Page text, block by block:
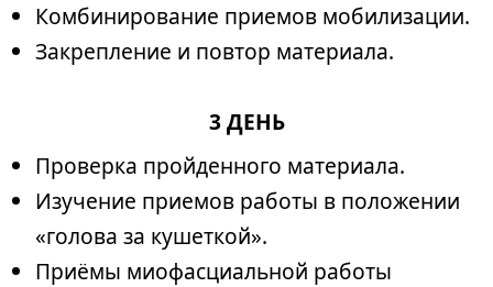
Комбинирование приемов мобилизации.
Закрепление и повтор материала.
3 ДЕНЬ
Проверка пройденного материала.
Изучение приемов работы в положении
«голова за кушеткой».
Приёмы миофасциальной работы